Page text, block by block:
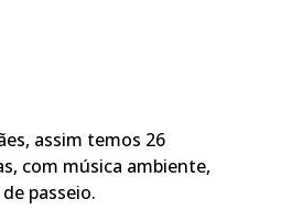
assim temos 26
com música ambiente,
passeio.